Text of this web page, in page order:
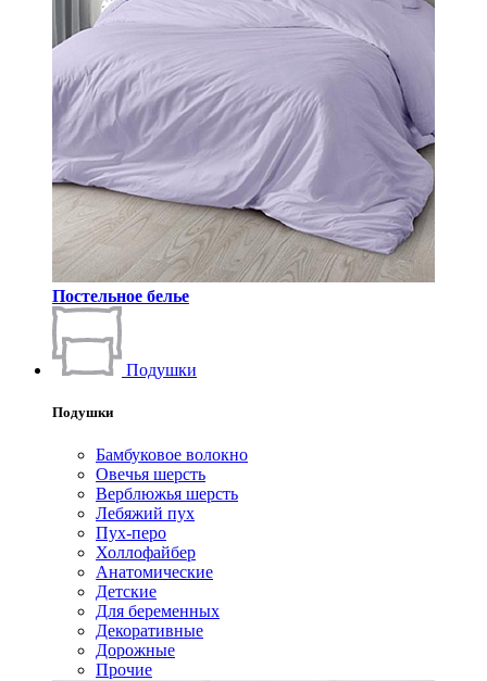
Постельное белье
Подушки
Подушки
Бамбуковое волокно
Овечья шерсть
Верблюжья шерсть
Лебяжий пух
Пух-перо
Холлофайбер
Анатомические
Детские
Для беременных
Декоративные
Дорожные
Прочие